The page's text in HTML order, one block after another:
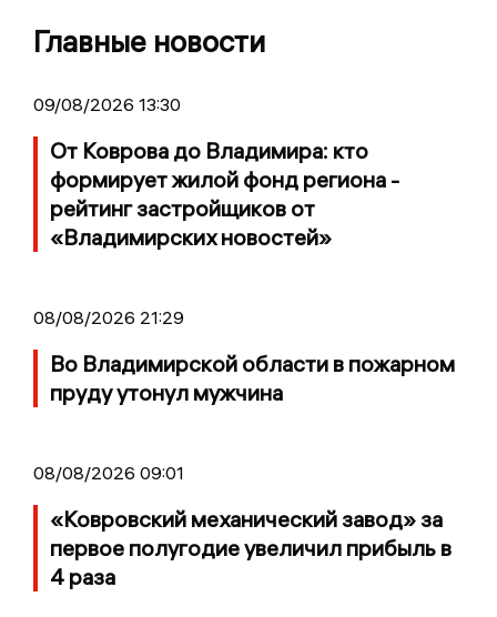
Главные новости
09/08/2026 13:30
От Коврова до Владимира: кто
формирует жилой фонд региона -
рейтинг застройщиков от
«Владимирских новостей»
08/08/2026 21:29
Во Владимирской области в пожарном
пруду утонул мужчина
08/08/2026 09:01
«Ковровский механический завод» за
первое полугодие увеличил прибыль в
4 раза